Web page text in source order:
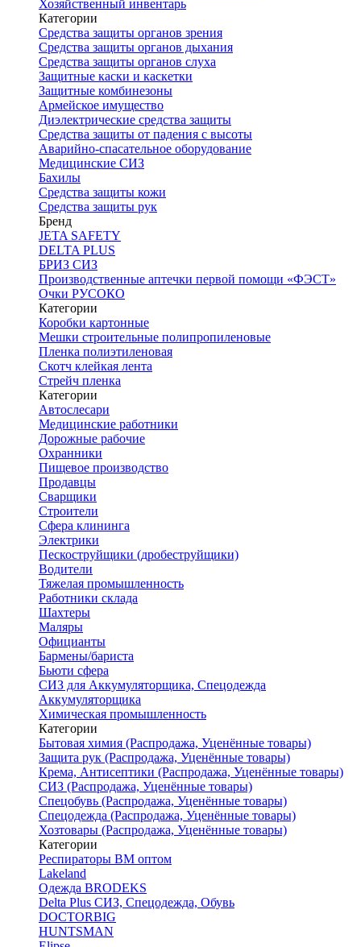
Хозяйственный инвентарь
Категории
Средства защиты органов зрения
Средства защиты органов дыхания
Средства защиты органов слуха
Защитные каски и каскетки
Защитные комбинезоны
Армейское имущество
Диэлектрические средства защиты
Средства защиты от падения с высоты
Аварийно-спасательное оборудование
Медицинские СИЗ
Бахилы
Средства защиты кожи
Средства защиты рук
Бренд
JETA SAFETY
DELTA PLUS
БРИЗ СИЗ
Производственные аптечки первой помощи «ФЭСТ»
Очки РУСОКО
Категории
Коробки картонные
Мешки строительные полипропиленовые
Пленка полиэтиленовая
Скотч клейкая лента
Стрейч пленка
Категории
Автослесари
Медицинские работники
Дорожные рабочие
Охранники
Пищевое производство
Продавцы
Сварщики
Строители
Сфера клининга
Электрики
Пескоструйщики (дробеструйщики)
Водители
Тяжелая промышленность
Работники склада
Шахтеры
Маляры
Официанты
Бармены/бариста
Бьюти сфера
СИЗ для Аккумуляторщика, Спецодежда
Аккумуляторщика
Химическая промышленность
Категории
Бытовая химия (Распродажа, Уценённые товары)
Защита рук (Распродажа, Уценённые товары)
Крема, Антисептики (Распродажа, Уценённые товары)
СИЗ (Распродажа, Уценённые товары)
Спецобувь (Распродажа, Уценённые товары)
Спецодежда (Распродажа, Уценённые товары)
Хозтовары (Распродажа, Уценённые товары)
Категории
Респираторы ВМ оптом
Lakeland
Одежда BRODEKS
Delta Plus СИЗ, Спецодежда, Обувь
DOCTORBIG
HUNTSMAN